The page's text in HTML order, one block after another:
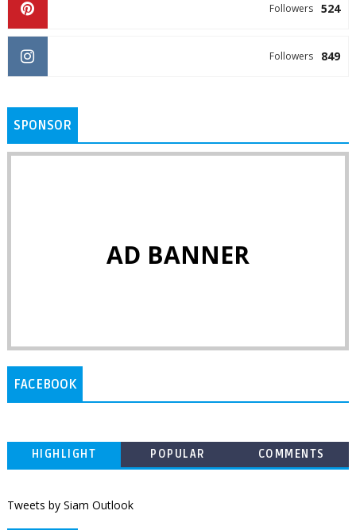
524
Followers
849
Followers
SPONSOR
AD BANNER
FACEBOOK
HIGHLIGHT POPULAR COMMENTS
Tweets by Siam Outlook